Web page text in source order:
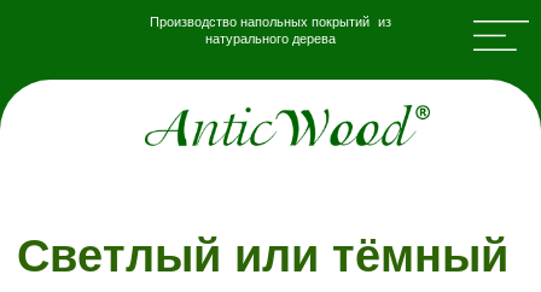
Производство напольных покрытий из
натурального дерева
практичнее для дома